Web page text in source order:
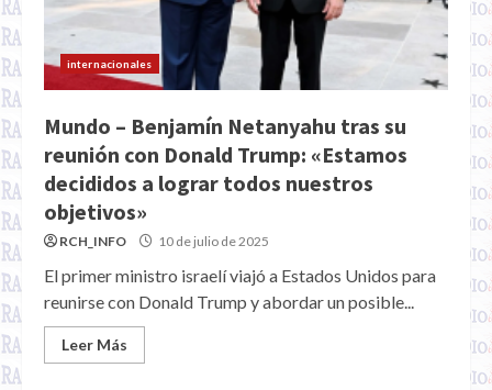
internacionales
Mundo – Benjamín Netanyahu tras su
reunión con Donald Trump: «Estamos
decididos a lograr todos nuestros
objetivos»
RCH_INFO 10 de julio de 2025
El primer ministro israelí viajó a Estados Unidos para
reunirse con Donald Trump y abordar un posible...
Leer Más